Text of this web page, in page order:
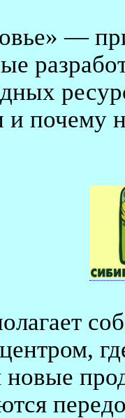
—
и почему
новые